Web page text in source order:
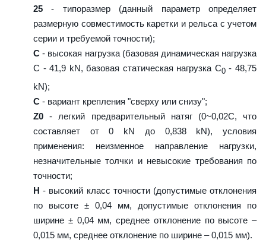
25 - типоразмер (данный параметр определяет
размерную совместимость каретки и рельса с учетом
серии и требуемой точности);
C - высокая нагрузка (базовая динамическая нагрузка
C - 41,9 kN, базовая статическая нагрузка С0- 48,75
kN);
C - вариант крепления "сверху или снизу";
Z0 - легкий предварительный натяг (0~0,02C, что
составляет от 0 kN до 0,838 kN), условия
применения: неизменное направление нагрузки,
незначительные толчки и невысокие требования по
точности;
H - высокий класс точности (допустимые отклонения
по высоте ± 0,04 мм, допустимые отклонения по
ширине ± 0,04 мм, среднее отклонение по высоте –
0,015 мм, среднее отклонение по ширине – 0,015 мм).